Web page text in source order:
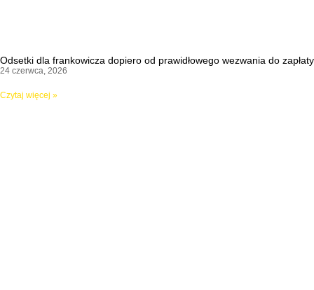
Odsetki dla frankowicza dopiero od prawidłowego wezwania do zapłaty
24 czerwca, 2026
Czytaj więcej »